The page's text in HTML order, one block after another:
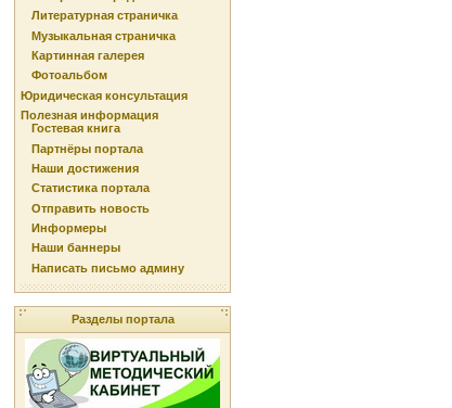
Литературная страничка
Музыкальная страничка
Картинная галерея
Фотоальбом
Юридическая консультация
Полезная информация
Гостевая книга
Партнёры портала
Наши достижения
Статистика портала
Отправить новость
Информеры
Наши баннеры
Написать письмо админу
Разделы портала